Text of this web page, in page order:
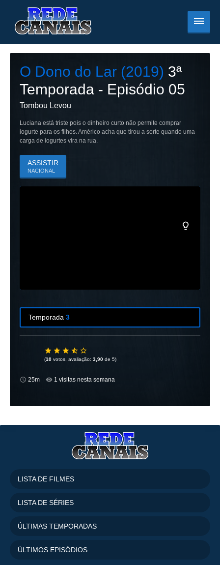
O Dono do Lar (2019) 3ª
Temporada - Episódio 05
Tombou Levou
Luciana está triste pois o dinheiro curto não permite comprar
iogurte para os filhos. Américo acha que tirou a sorte quando uma
carga de iogurtes vira na rua.
ASSISTIR
NACIONAL
Temporada 3
Temporada 1
10 Episódios
10 Episódios
20 Episódios
Temporada4
Temporada6
Temporada7
(10 votos, avaliação: 3,90 de 5)
25m 1 visitas nesta semana
LISTA DE FILMES
LISTA DE SÉRIES
ÚLTIMAS TEMPORADAS
ÚLTIMOS EPISÓDIOS